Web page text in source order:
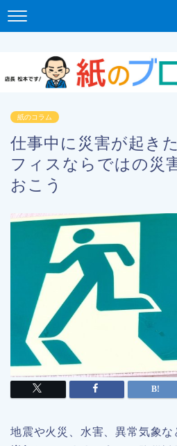
紙のコラム
仕事中に災害が起き
フィスならではの災
おこう
地震や火災、水害、異常気象な